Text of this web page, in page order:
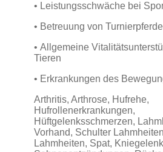
• Leistungsschwäche bei
• Betreuung von
• Allgemeine
Tieren
• Erkrankungen des
Arthritis, Arthrose, Hufrehe,
Hufrollenerkrankungen,
Hüftgelenksschmerzen,
Vorhand, Schulter
Lahmheiten, Spat,